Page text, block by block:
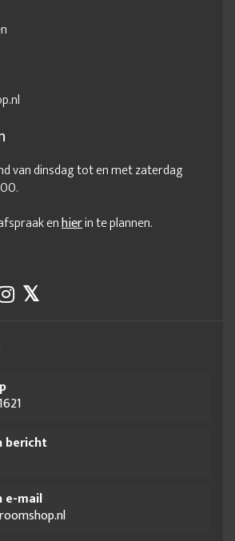
van dinsdag tot en met zaterdag
enhierin te plannen.
bericht
e-mail